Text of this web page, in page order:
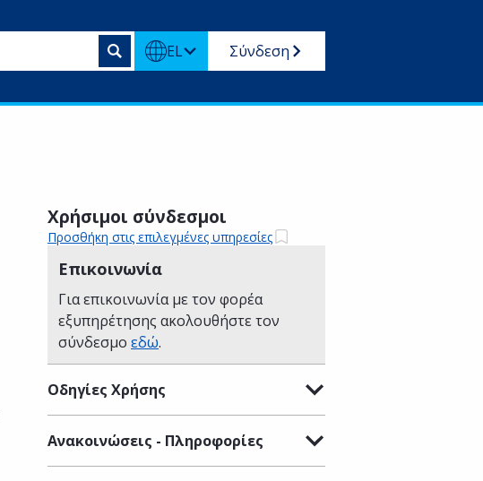
EL Σύνδεση
Χρήσιμοι σύνδεσμοι
Προσθήκη στις επιλεγμένες υπηρεσίες
Επικοινωνία
Για επικοινωνία με τον φορέα
εξυπηρέτησης ακολουθήστε τον
σύνδεσμο εδώ.
Οδηγίες Χρήσης
Ανακοινώσεις - Πληροφορίες